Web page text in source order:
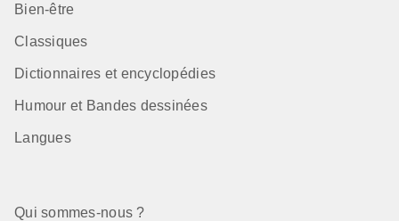
Bien-être
Classiques
Dictionnaires et encyclopédies
Humour et Bandes dessinées
Langues
Qui sommes-nous ?